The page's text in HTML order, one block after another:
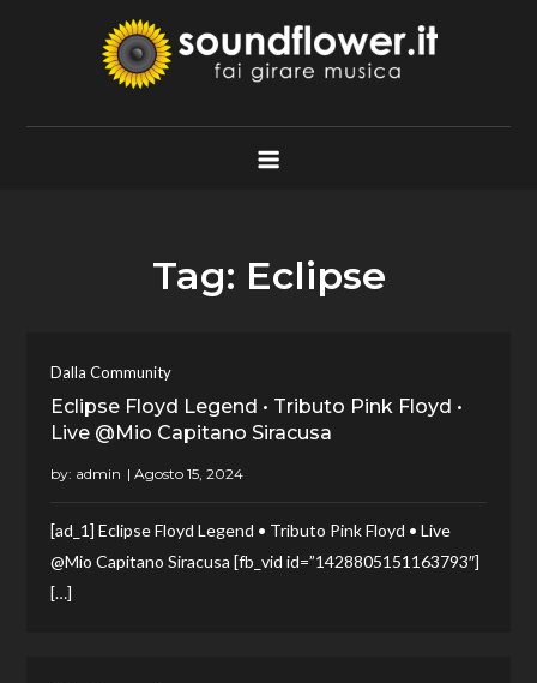
Soundflower.it
Fai Girare Musica
Tag: Eclipse
Dalla Community
Eclipse Floyd Legend • Tributo Pink Floyd •
Live @Mio Capitano Siracusa
by: admin
[ad_1] Eclipse Floyd Legend • Tributo Pink Floyd • Live
@Mio Capitano Siracusa [fb_vid id=”1428805151163793″]
[…]